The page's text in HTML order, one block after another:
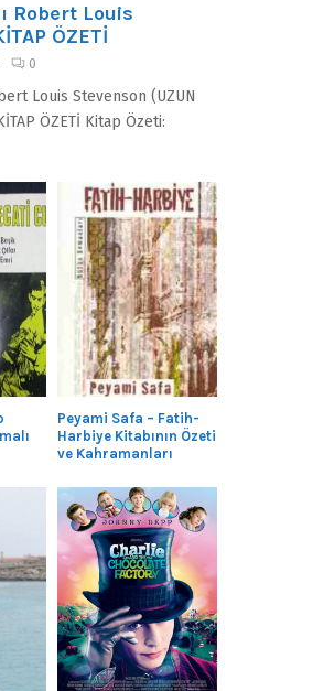
Robert Louis
ÖZETİ
0
Louis Stevenson (UZUN
ÖZETİ Kitap Özeti:
Peyami Safa – Fatih-
Harbiye Kitabının Özeti
ve Kahramanları